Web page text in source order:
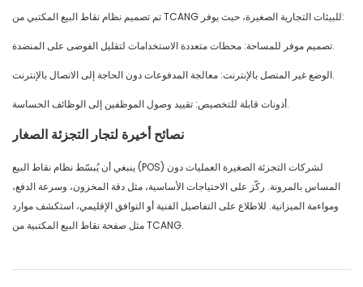
تم تصميم نظام نقاط البيع المكتبي من TCANG للبيئات التجارية الصغيرة، حيث يوفر:
تصميم موفر للمساحة: محطات متعددة الاستخدامات لتقليل الفوضى على المنضدة.
الوضع غير المتصل بالإنترنت: معالجة المدفوعات دون الحاجة إلى الاتصال بالإنترنت.
أذونات قابلة للتخصيص: تقييد وصول الموظفين إلى الوظائف الحساسة.
نصائح أخيرة لتجار التجزئة الصغار
ينبغي أن يُبسّط نظام نقاط البيع (POS) لشركات التجزئة الصغيرة العمليات دون
المساس بالمرونة. ركّز على الاحتياجات الأساسية، مثل دقة المخزون، وسرعة الدفع،
ومواءمة الميزانية. للاطلاع على التفاصيل الفنية أو التوافق الإقليمي، استكشف موارد
مثل صفحة نقاط البيع المكتبية من TCANG.